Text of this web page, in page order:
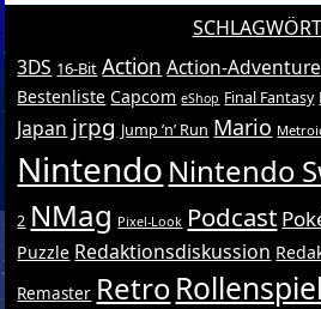
3DS 16-Bit Action Action-Adventure
Bestenliste Capcom eShop Final Fantasy
Japan jrpg Jump ’n’ Run Mario
Nintendo Nintendo
2 NMag Pixel-Look Podcast
Puzzle Redaktionsdiskussion
Remaster RetroRollenspiel